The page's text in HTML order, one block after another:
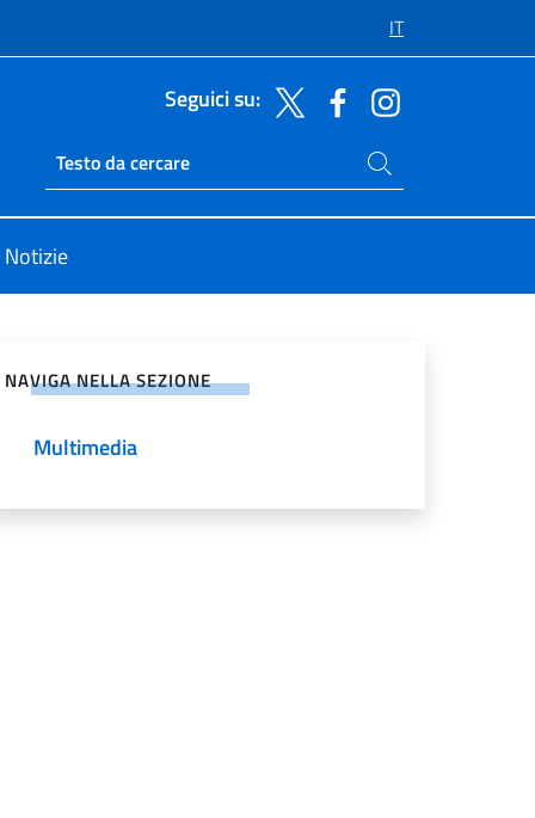
IT
Seguici su:
Ricerca sito live
Cerca nel sito
Notizie
NAVIGA NELLA SEZIONE
Multimedia